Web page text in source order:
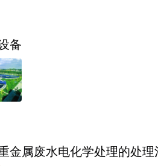
备
金属废水电化学处理的处理